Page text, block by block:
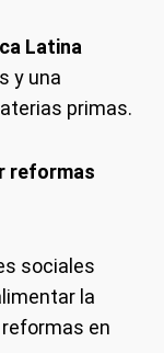
Latina
y una
primas.
reformas
sociales
la
en